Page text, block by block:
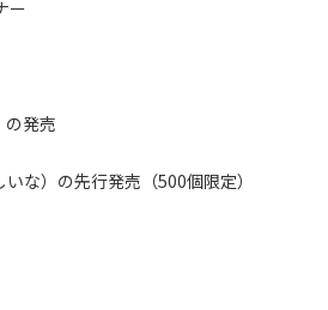
ー
発売
な）の先行発売（500個限定）